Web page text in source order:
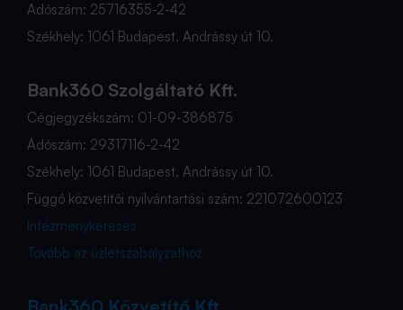
Adószám: 25716355-2-42
Székhely: 1061 Budapest, Andrássy út 10.
Bank360 Szolgáltató Kft.
Cégjegyzékszám: 01-09-386875
Adószám: 29317116-2-42
Székhely: 1061 Budapest, Andrássy út 10.
Függő közvetítői nyilvántartási szám: 221072600123
Intézménykeresés
Tovább az üzletszabályzathoz